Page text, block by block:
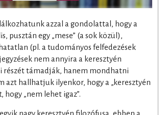
azzal a gondolattal, hogy a
pusztán egy „mese” (a sok közül),
(pl. a tudományos felfedezések
nem annyira a keresztyén
részét támadják, hanem mondhatni
azt hallhatjuk ilyenkor, hogy a „keresztyén
hogy „nem lehet igaz”.
nagy keresztyén filozófusa, ebben a